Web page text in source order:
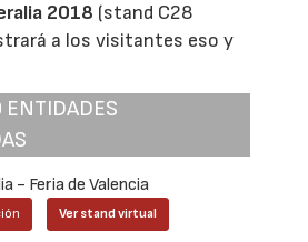
2018 (stand C28
a los visitantes eso y
ENTIDADES
- Feria de Valencia
Ver stand virtual